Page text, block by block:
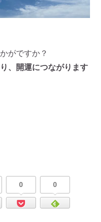
がですか？
、開運につながります
0 0